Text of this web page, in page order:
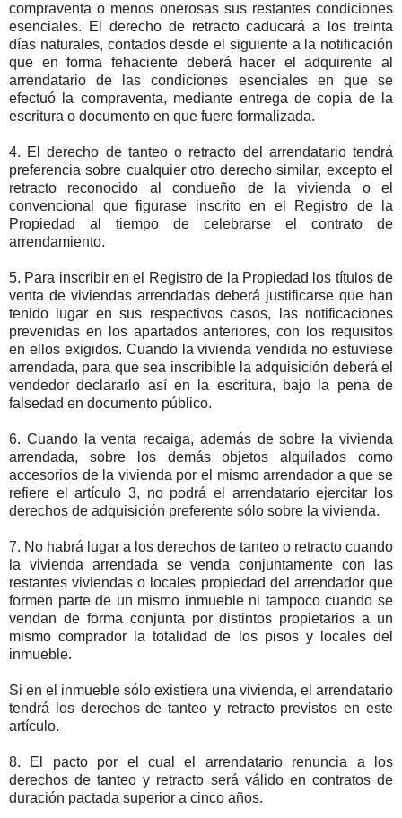
compraventa o menos onerosas sus restantes condiciones
esenciales. El derecho de retracto caducará a los treinta
días naturales, contados desde el siguiente a la notificación
que en forma fehaciente deberá hacer el adquirente al
arrendatario de las condiciones esenciales en que se
efectuó la compraventa, mediante entrega de copia de la
escritura o documento en que fuere formalizada.
4. El derecho de tanteo o retracto del arrendatario tendrá
preferencia sobre cualquier otro derecho similar, excepto el
retracto reconocido al condueño de la vivienda o el
convencional que figurase inscrito en el Registro de la
Propiedad al tiempo de celebrarse el contrato de
arrendamiento.
5. Para inscribir en el Registro de la Propiedad los títulos de
venta de viviendas arrendadas deberá justificarse que han
tenido lugar en sus respectivos casos, las notificaciones
prevenidas en los apartados anteriores, con los requisitos
en ellos exigidos. Cuando la vivienda vendida no estuviese
arrendada, para que sea inscribible la adquisición deberá el
vendedor declararlo así en la escritura, bajo la pena de
falsedad en documento público.
6. Cuando la venta recaiga, además de sobre la vivienda
arrendada, sobre los demás objetos alquilados como
accesorios de la vivienda por el mismo arrendador a que se
refiere el artículo 3, no podrá el arrendatario ejercitar los
derechos de adquisición preferente sólo sobre la vivienda.
7. No habrá lugar a los derechos de tanteo o retracto cuando
la vivienda arrendada se venda conjuntamente con las
restantes viviendas o locales propiedad del arrendador que
formen parte de un mismo inmueble ni tampoco cuando se
vendan de forma conjunta por distintos propietarios a un
mismo comprador la totalidad de los pisos y locales del
inmueble.
Si en el inmueble sólo existiera una vivienda, el arrendatario
tendrá los derechos de tanteo y retracto previstos en este
artículo.
8. El pacto por el cual el arrendatario renuncia a los
derechos de tanteo y retracto será válido en contratos de
duración pactada superior a cinco años.